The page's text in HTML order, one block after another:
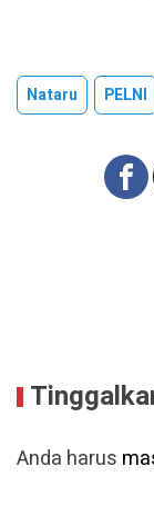
Nataru PELNI